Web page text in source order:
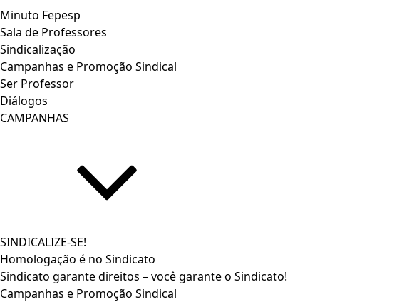
Minuto Fepesp
Sala de Professores
Sindicalização
Campanhas e Promoção Sindical
Ser Professor
Diálogos
CAMPANHAS
SINDICALIZE-SE!
Homologação é no Sindicato
Sindicato garante direitos – você garante o Sindicato!
Campanhas e Promoção Sindical